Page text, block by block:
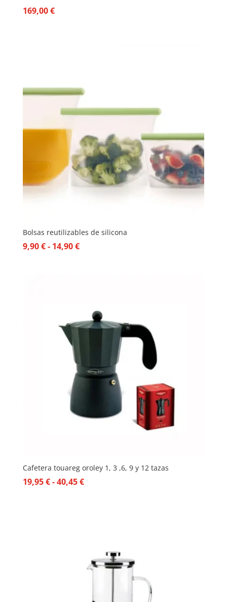
169,00€
Bolsas reutilizables de silicona
9,90€- 14,90€Rango
hasta
14,90 €
Cafetera touareg oroley 1, 3 ,6, 9 y 12 tazas
19,95€-40,45€Rango
hasta
40,45 €